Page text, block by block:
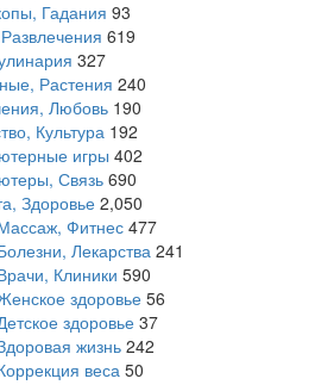
Гадания 93
619
327
Растения 240
Любовь 190
Культура 192
игры 402
Связь 690
Здоровье 2,050
Фитнес 477
Лекарства 241
Клиники 590
здоровье 56
здоровье 37
жизнь 242
веса 50